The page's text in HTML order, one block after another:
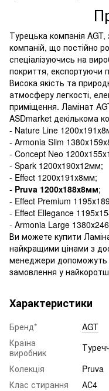
Турецька компанія
компаній, що постійно
спеціалізуючись на
покриття, експортуючи
Висока якість та
атмосферу легкості,
приміщення. Ламінат
ASDmarket декількома
- Nature Line
- Armonia Slim
- Concept Neo
- Spark 1200х190х12мм;
- Effect 1200х191х8мм;
- Pruva 1200х188х8мм;
- Effect Premium
- Effect Ellegance
- Armonia Large
Ви можете купити
найкращими цінами з
менеджери допоможуть
замовлення у
Характеристики
Бренд*
AGT
Країна
виробник
Колекція
Pruva
Клас стирання
АС4